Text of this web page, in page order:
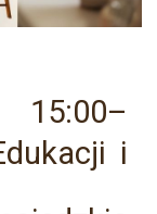
15:00–
i